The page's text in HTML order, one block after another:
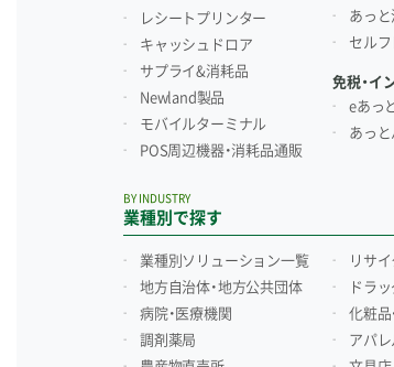
レシートプリンター
キャッシュドロア
サプライ&消耗品
Newland製品
モバイルターミナル
POS周辺機器・消耗品通販
あっ
セルフ
免税・イ
eあっ
あっ
業種別で探す
BY INDUSTRY
業種別ソリューション一覧
地方自治体・地方公共団体
病院・医療機関
調剤薬局
リサ
ドラ
化粧品
アパレ